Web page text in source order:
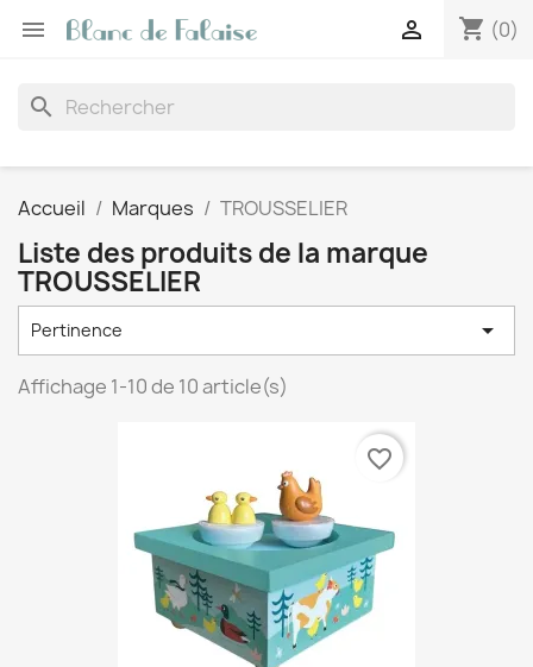
 shopping_cart (0)

search
Accueil Marques TROUSSELIER
Liste des produits de la marque
TROUSSELIER
Pertinence 
Affichage 1-10 de 10 article(s)
favorite_border